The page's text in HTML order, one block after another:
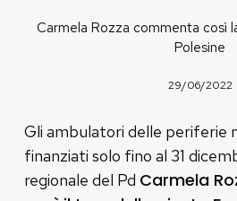
Carmela Rozza commenta così
Polesine
29/06/2022
Gli ambulatori delle periferie
finanziati solo fino al 31
regionale del Pd Carmela